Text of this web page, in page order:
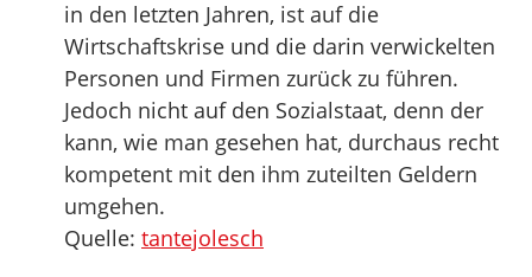
in den letzten Jahren, ist auf die
Wirtschaftskrise und die darin verwickelten
Personen und Firmen zurück zu führen.
Jedoch nicht auf den Sozialstaat, denn der
kann, wie man gesehen hat, durchaus recht
kompetent mit den ihm zuteilten Geldern
umgehen.
Quelle: tantejolesch